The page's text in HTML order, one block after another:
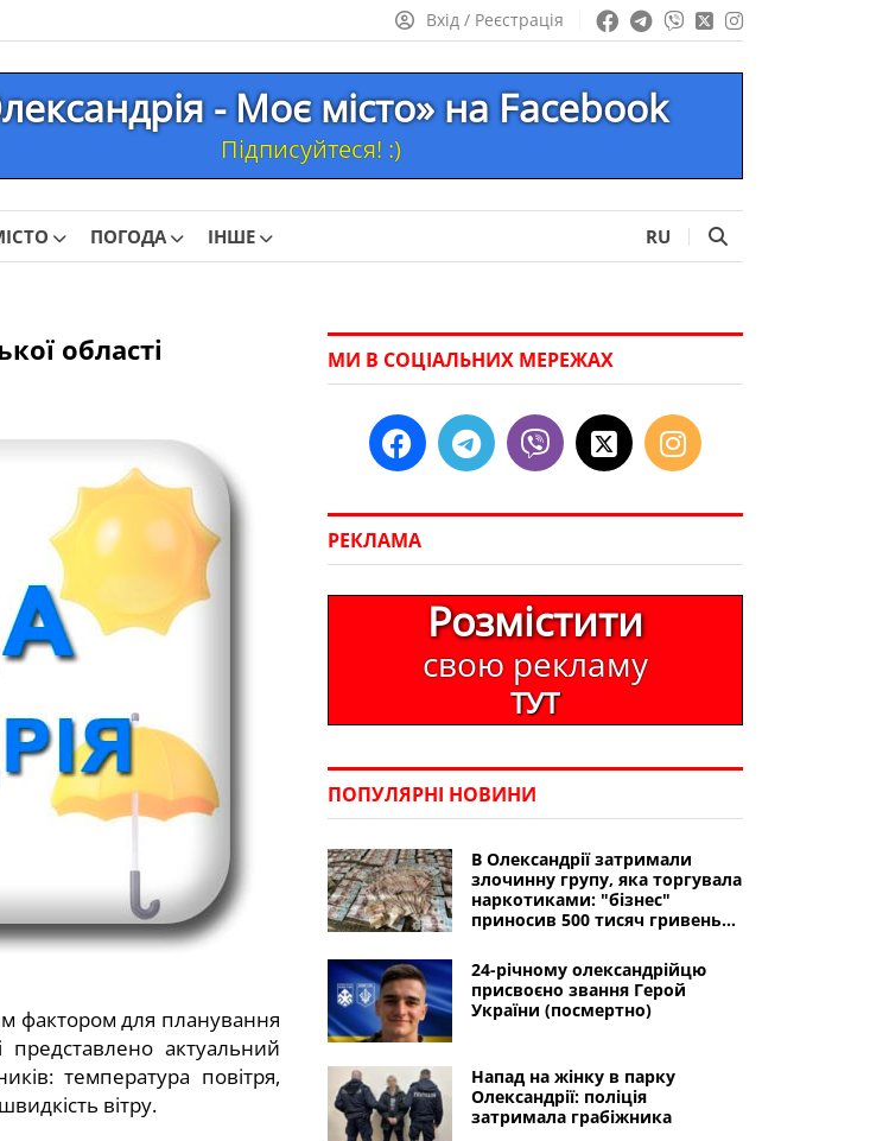
Вхід / Реєстрація
- Моє місто» на Facebook
Підписуйтеся! :)
ПОГОДА ІНШЕ RU
області
фактором для планування
актуальний
температура повітря,
вітру.
МИ В СОЦІАЛЬНИХ МЕРЕЖАХ
РЕКЛАМА
Розмістити
свою рекламу
ТУТ
ПОПУЛЯРНІ НОВИНИ
В Олександрії затримали
злочинну групу, яка торгувала
наркотиками: "бізнес"
приносив 500 тисяч гривень
24-річному олександрійцю
присвоєно звання Герой
України (посмертно)
Напад на жінку в парку
Олександрії: поліція
затримала грабіжника